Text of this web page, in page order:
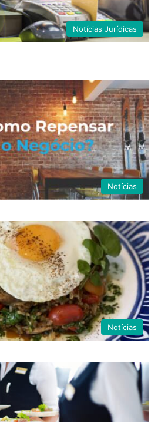
Notícias Jurídicas
Notícias
Notícias